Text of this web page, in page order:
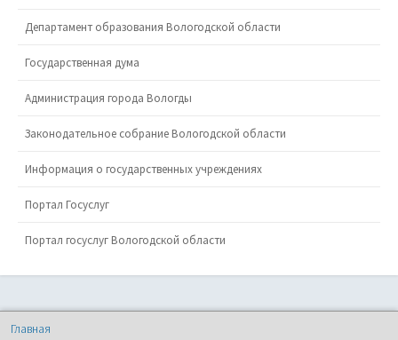
Департамент образования Вологодской области
Государственная дума
Администрация города Вологды
Законодательное собрание Вологодской области
Информация о государственных учреждениях
Портал Госуслуг
Портал госуслуг Вологодской области
Главная